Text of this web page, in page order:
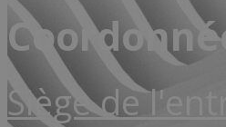
Siège de